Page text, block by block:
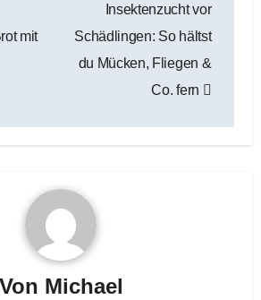
mit
Insektenzucht vor
Schädlingen: So hältst
du Mücken, Fliegen &
Co. fern
Von Michael